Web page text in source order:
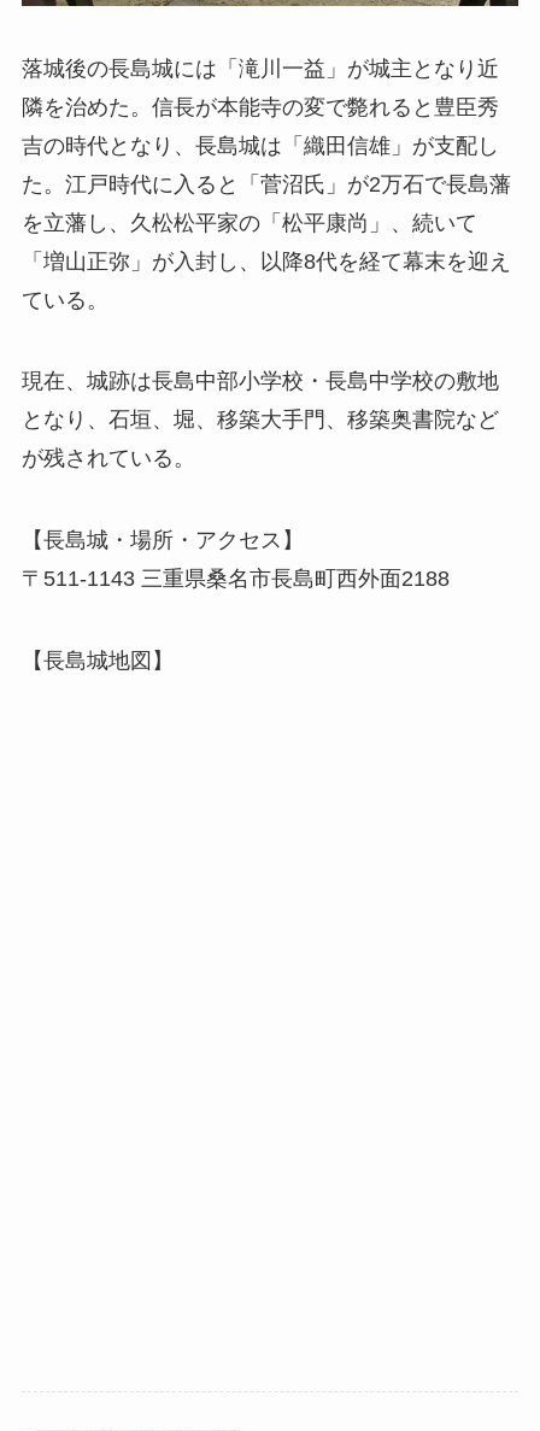
落城後の長島城には「滝川一益」が城主となり近
隣を治めた。信長が本能寺の変で斃れると豊臣秀
吉の時代となり、長島城は「織田信雄」が支配し
た。江戸時代に入ると「菅沼氏」が2万石で長島藩
を立藩し、久松松平家の「松平康尚」、続いて
「増山正弥」が入封し、以降8代を経て幕末を迎え
ている。
現在、城跡は長島中部小学校・長島中学校の敷地
となり、石垣、堀、移築大手門、移築奥書院など
が残されている。
【長島城・場所・アクセス】
〒511-1143 三重県桑名市長島町西外面2188
【長島城地図】